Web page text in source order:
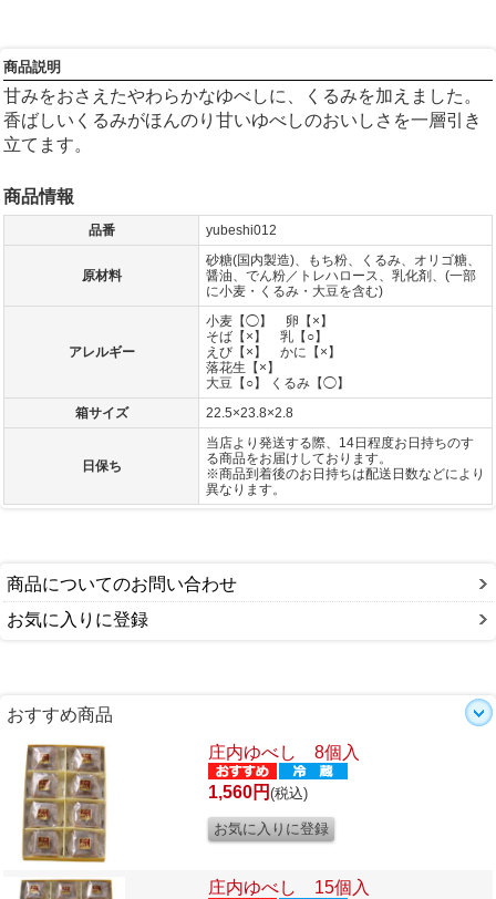
商品説明
甘みをおさえたやわらかなゆべしに、くるみを加えました。
香ばしいくるみがほんのり甘いゆべしのおいしさを一層引き
立てます。
商品情報
品番 yubeshi012
原材料
砂糖(国内製造)、もち粉、くるみ、オリゴ糖、
醤油、でん粉／トレハロース、乳化剤、(一部
に小麦・くるみ・大豆を含む)
アレルギー
小麦【◯】 卵【×】
そば【×】 乳【○】
えび【×】 かに【×】
落花生【×】
大豆【○】 くるみ【◯】
箱サイズ
22.5×23.8×2.8
日保ち
当店より発送する際、14日程度お日持ちのす
る商品をお届けしております。
※商品到着後のお日持ちは配送日数などにより
異なります。
商品についてのお問い合わせ
お気に入りに登録
おすすめ商品
庄内ゆべし 8個入
1,560円 (税込)
庄内ゆべし 15個入